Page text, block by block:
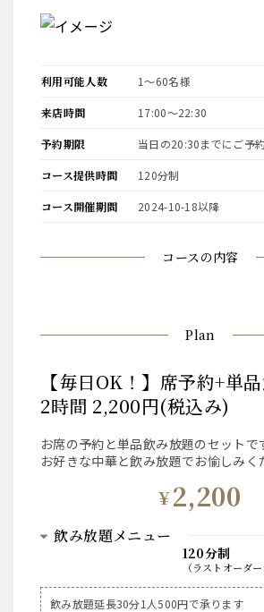
コースの内容
利用可能人数 1〜60名様
来店時間 17:00〜22:30
予約期限 当日の20:30までにご予
コース提供時間 120分制
コース開催期間 2024-10-18以降
Plan
【毎日OK！】席予約+単品飲み放題
2時間 2,200円(税込み)
お席の予約と単品飲み放題のセットで
お好きな中華と飲み放題でお愉しみく
¥2,200
飲み放題メニュー
120分制
（ ラストオーダー
ビール
飲み放題延長30分1人500円で承ります